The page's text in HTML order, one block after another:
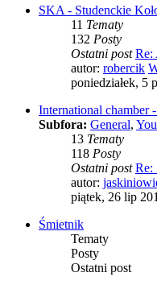
SKA - Studenckie
11 Tematy
132 Posty
Ostatni post Re:
autor: robercik
poniedziałek, 5
International chamber
Subfora: General,
13 Tematy
118 Posty
Ostatni post Re:
autor:
piątek, 26 lip
Śmietnik
Tematy
Posty
Ostatni post